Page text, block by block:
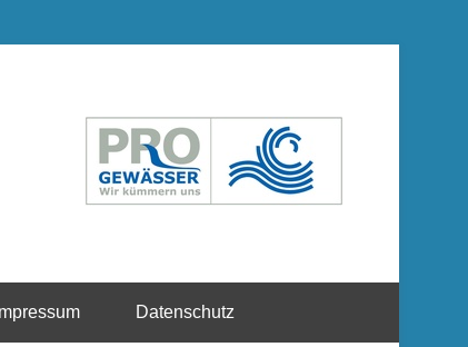
Impressum Datenschutz